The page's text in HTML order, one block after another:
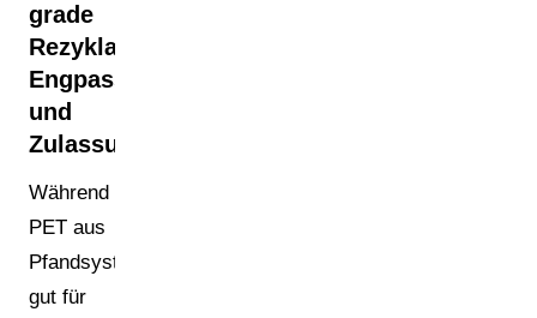
grade
Rezyklat:
Engpass
und
Zulassungsproblem
Während
PET aus
Pfandsystemen
gut für